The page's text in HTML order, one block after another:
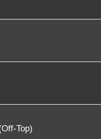
Top)